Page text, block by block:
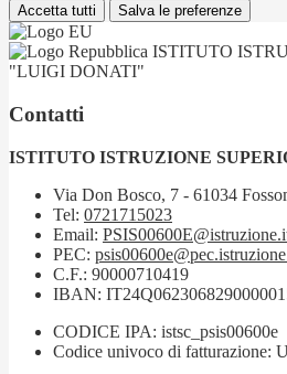
Accetta tutti Salva le preferenze
ISTITUTO
"LUIGI DONATI"
Contatti
ISTITUTO ISTRUZIONE
Via Don Bosco, 7 - 61034
Tel: 0721715023
Email:
PEC:
C.F.: 90000710419
IBAN:
CODICE IPA: istsc_psis00600e
Codice univoco di fatturazione: